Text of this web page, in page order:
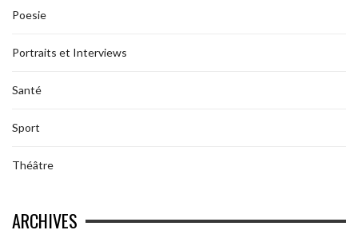
Poesie
Portraits et Interviews
Santé
Sport
Théâtre
ARCHIVES